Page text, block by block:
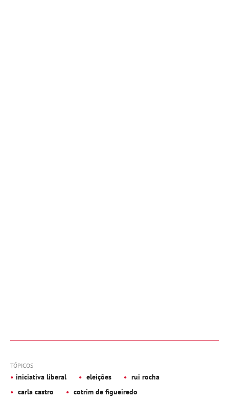
TÓPICOS
iniciativa liberal eleições
rui rocha
carla castro
cotrim de figueiredo